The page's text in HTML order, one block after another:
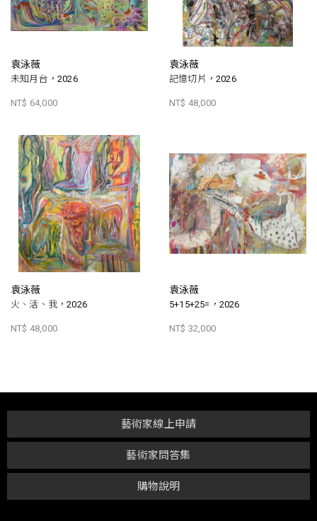
袁泳薇
未知月台，2026
NT$ 64,000
袁泳薇
記憶切片，2026
NT$ 48,000
袁泳薇
火、活、我，2026
NT$ 48,000
袁泳薇
5+15+25=，2026
NT$ 32,000
購物說明
藝術家問答集
藝術家線上申請